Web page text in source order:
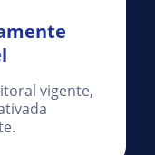
vigente,